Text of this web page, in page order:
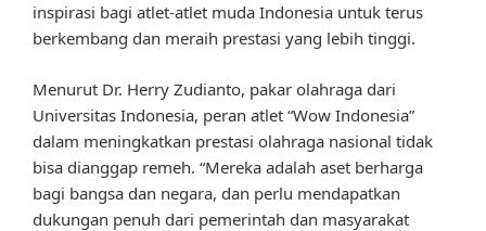
inspirasi bagi atlet-atlet muda Indonesia untuk terus
berkembang dan meraih prestasi yang lebih tinggi.
Menurut Dr. Herry Zudianto, pakar olahraga dari
Universitas Indonesia, peran atlet “Wow Indonesia”
dalam meningkatkan prestasi olahraga nasional tidak
bisa dianggap remeh. “Mereka adalah aset berharga
bagi bangsa dan negara, dan perlu mendapatkan
dukungan penuh dari pemerintah dan masyarakat